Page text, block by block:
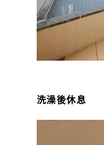
洗澡後休息